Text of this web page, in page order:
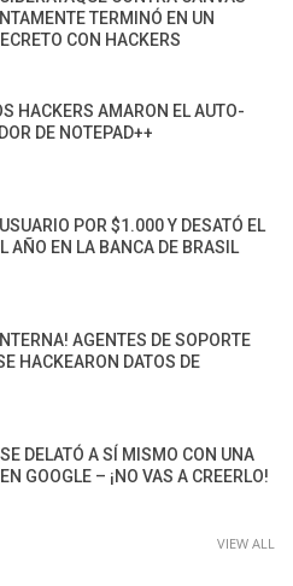
TERMINÓ EN UN
CON HACKERS
HACKERS AMARON EL AUTO-
DE NOTEPAD++
POR $1.000 Y DESATÓ EL
AÑO EN LA BANCA DE BRASIL
AGENTES DE SOPORTE
HACKEARON DATOS DE
DELATÓ A SÍ MISMO CON UNA
GOOGLE – ¡NO VAS A CREERLO!
VIEW ALL